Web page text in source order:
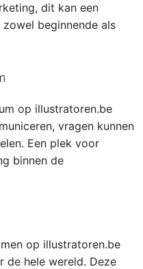
dit kan een
beginnende als
op illustratoren.be
vragen kunnen
Een plek voor
binnen de
op illustratoren.be
de hele wereld. Deze